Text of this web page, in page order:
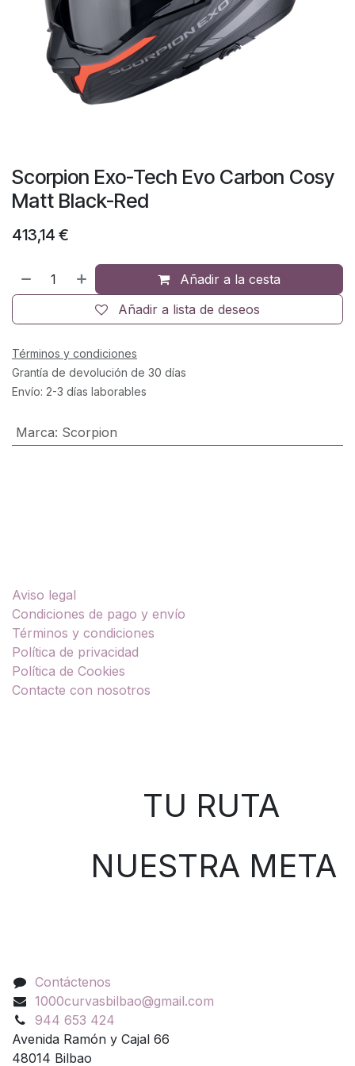
Scorpion Exo-Tech Evo Carbon Cosy
Matt Black-Red
413,14 €
Añadir a la cesta
Añadir a lista de deseos
Términos y condiciones
Grantía de devolución de 30 días
Envío: 2-3 días laborables
Marca: Scorpion
Aviso legal
Condiciones de pago y envío
Términos y condiciones
Política de privacidad
Política de Cookies
Contacte con nosotros
TU RUTA
NUESTRA META
Contáctenos
1000curvasbilbao@gmail.com
944 653 424
Avenida Ramón y Cajal 66
48014 Bilbao